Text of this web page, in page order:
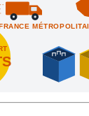
ou boîtes